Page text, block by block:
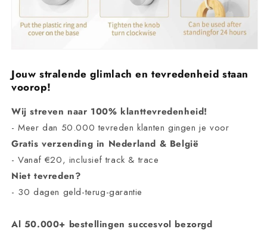
Jouw stralende glimlach en tevredenheid staan
voorop!
Wij streven naar 100% klanttevredenheid!
- Meer dan 50.000 tevreden klanten gingen je voor
Gratis verzending in Nederland & België
- Vanaf €20, inclusief track & trace
Niet tevreden?
- 30 dagen geld-terug-garantie
Al 50.000+ bestellingen succesvol bezorgd